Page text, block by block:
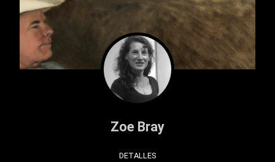
Zoe Bray
DETALLES